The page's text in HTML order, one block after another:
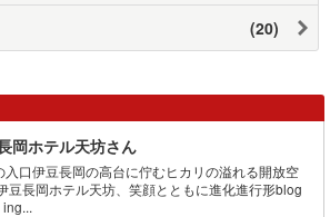
(20)
岡ホテル天坊さん
入口伊豆長岡の高台に佇むヒカリの溢れる開放空
豆長岡ホテル天坊、笑顔とともに進化進行形blog